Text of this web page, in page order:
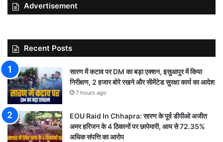
Advertisement
Recent Posts
सारण में कटाव पर DM का बड़ा एक्शन, इसुआपुर में किया
निरीक्षण, 2 हजार बोरे रखने और सीमेंटेड सुरक्षा कार्य का आदेश
7 hours ago
EOU Raid In Chhapra: सारण के पूर्व डीपीओ अजीत
अमर हरिजन के 4 ठिकानों पर छापेमारी, आय से 72.35%
अधिक संपत्ति का आरोप